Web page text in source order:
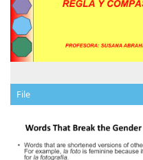
File